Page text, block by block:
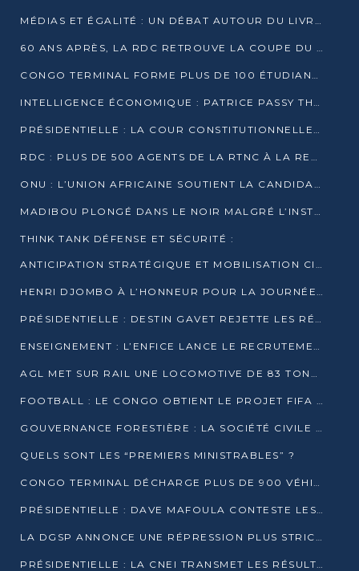
MÉDIAS ET ÉGALITÉ : UN DÉBAT AUTOUR DU LIVRE « CES FEMMES QUI REPRENNENT LE POUVOIR SUR LEUR VIE »
60 ANS APRÈS, LA RDC RETROUVE LA COUPE DU MONDE
CONGO TERMINAL FORME PLUS DE 100 ÉTUDIANTS AUX TECHNIQUES D’EMBAUCHE
INTELLIGENCE ÉCONOMIQUE : PATRICE PASSY THÉORISE UNE STRATÉGIE ADAPTÉE AUX CONTEXTES FRAGMENTÉS
PRÉSIDENTIELLE : LA COUR CONSTITUTIONNELLE CONFIRME LA VICTOIRE DE SASSOU NGUESSO AVEC 94,90 % DES SUFFRAGES
RDC : PLUS DE 500 AGENTS DE LA RTNC À LA RETRAITE, UNE PAGE SE TOURNE
ONU : L’UNION AFRICAINE SOUTIENT LA CANDIDATURE DE MACKY SALL
MADIBOU PLONGÉ DANS LE NOIR MALGRÉ L’INSTALLATION D’UN NOUVEAU TRANSFORMATEUR
THINK TANK DÉFENSE ET SÉCURITÉ :
ANTICIPATION STRATÉGIQUE ET MOBILISATION CITOYENNE POUR NOTRE SOUVERAINETÉ NATIONALE
HENRI DJOMBO À L’HONNEUR POUR LA JOURNÉE MONDIALE DU THÉÂTRE
PRÉSIDENTIELLE : DESTIN GAVET REJETTE LES RÉSULTATS ET APPELLE À UN DIALOGUE NATIONAL
ENSEIGNEMENT : L’ENFICE LANCE LE RECRUTEMENT DE SA PREMIÈRE PROMOTION DE PROFESSEURS DES ÉCOLES
AGL MET SUR RAIL UNE LOCOMOTIVE DE 83 TONNES À POINTE-NOIRE
FOOTBALL : LE CONGO OBTIENT LE PROJET FIFA ARENA POUR SES 15 DÉPARTEMENTS
GOUVERNANCE FORESTIÈRE : LA SOCIÉTÉ CIVILE CONGOLAISE AFFICHE SES PRIORITÉS POUR 2026
QUELS SONT LES “PREMIERS MINISTRABLES” ?
CONGO TERMINAL DÉCHARGE PLUS DE 900 VÉHICULES EN QUELQUES HEURES
PRÉSIDENTIELLE : DAVE MAFOULA CONTESTE LES RÉSULTATS PROVISOIRES
LA DGSP ANNONCE UNE RÉPRESSION PLUS STRICTE CONTRE LES MOTO-TAXIS
PRÉSIDENTIELLE : LA CNEI TRANSMET LES RÉSULTATS PROVISOIRES À LA COUR CONSTITUTIONNELLE